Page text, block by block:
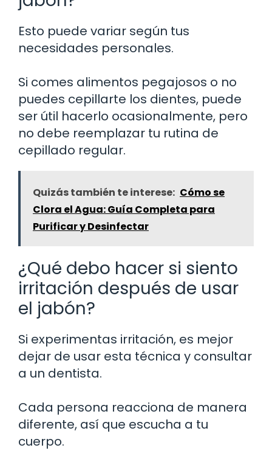
Esto puede variar según tus
necesidades personales.
Si comes alimentos pegajosos o no
puedes cepillarte los dientes, puede
ser útil hacerlo ocasionalmente, pero
no debe reemplazar tu rutina de
cepillado regular.
Quizás también te interese: Cómo se
Clora el Agua: Guía Completa para
Purificar y Desinfectar
¿Qué debo hacer si siento
irritación después de usar
el jabón?
Si experimentas irritación, es mejor
dejar de usar esta técnica y consultar
a un dentista.
Cada persona reacciona de manera
diferente, así que escucha a tu
cuerpo.